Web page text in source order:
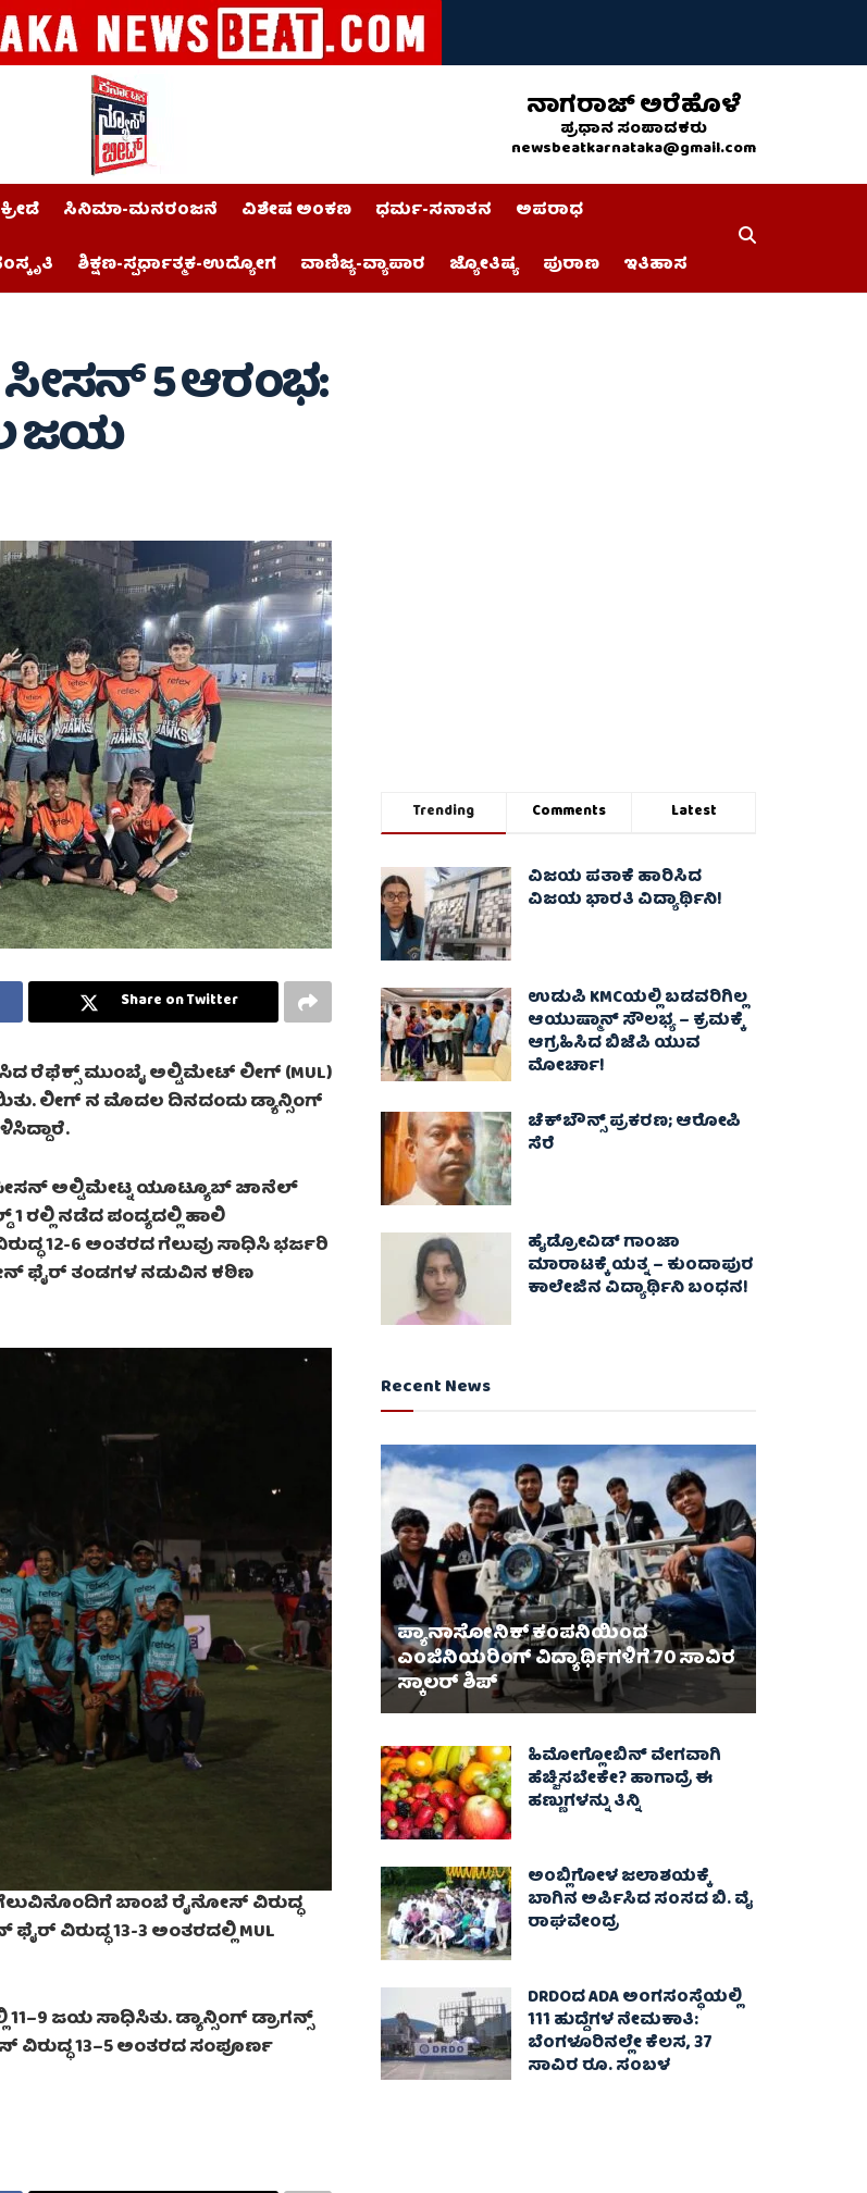
ನಾಗರಾಜ್ ಅರೆಹೊಳೆ
ಪ್ರಧಾನ ಸಂಪಾದಕರು
newsbeatkarnataka@gmail.com
ಕ್ರೀಡೆ ಸಿನಿಮಾ-ಮನರಂಜನೆ ವಿಶೇಷ ಅಂಕಣ ಧರ್ಮ-ಸನಾತನ
ಅಪರಾಧ
ಶಿಕ್ಷಣ-ಸ್ಪರ್ಧಾತ್ಮಕ-ಉದ್ಯೋಗ ವಾಣಿಜ್ಯ-ವ್ಯಾಪಾರ ಜ್ಯೋತಿಷ್ಯ ಪುರಾಣ ಇತಿಹಾಸ
5 ಆರಂಭ:
ಜಯ
Share on Twitter
ರೆಫೆಕ್ಸ್ ಮುಂಬೈ ಅಲ್ಟಿಮೇಟ್ ಲೀಗ್ (MUL)
ಲೀಗ್ ನ ಮೊದಲ ದಿನದಂದು ಡ್ಯಾನ್ಸಿಂಗ್
ಸೀಸನ್ ಅಲ್ಟಿಮೇಟ್ನ ಯೂಟ್ಯೂಬ್ ಚಾನೆಲ್
1 ರಲ್ಲಿ ನಡೆದ ಪಂದ್ಯದಲ್ಲಿ ಹಾಲಿ
12-6 ಅಂತರದ ಗೆಲುವು ಸಾಧಿಸಿ ಭರ್ಜರಿ
ಫೈರ್ ತಂಡಗಳ ನಡುವಿನ ಕಠಿಣ
ಗೆಲುವಿನೊಂದಿಗೆ ಬಾಂಬೆ ರೈನೋಸ್ ವಿರುದ್ಧ
ವಿರುದ್ಧ 13-3 ಅಂತರದಲ್ಲಿ MUL
ಜಯ ಸಾಧಿಸಿತು. ಡ್ಯಾನ್ಸಿಂಗ್ ಡ್ರಾಗನ್ಸ್
13–5 ಅಂತರದ ಸಂಪೂರ್ಣ
Trending Comments Latest
ವಿಜಯ ಪತಾಕೆ ಹಾರಿಸಿದ
ವಿಜಯ ಭಾರತಿ ವಿದ್ಯಾರ್ಥಿನಿ!
ಉಡುಪಿ KMCಯಲ್ಲಿ ಬಡವರಿಗಿಲ್ಲ
ಆಯುಷ್ಮಾನ್ ಸೌಲಭ್ಯ – ಕ್ರಮಕ್ಕೆ
ಆಗ್ರಹಿಸಿದ ಬಿಜೆಪಿ ಯುವ
ಮೋರ್ಚಾ!
ಚೆಕ್​ಬೌನ್ಸ್​ ಪ್ರಕರಣ; ಆರೋಪಿ
ಸೆರೆ
ಹೈಡ್ರೋವಿಡ್ ಗಾಂಜಾ
ಮಾರಾಟಕ್ಕೆ ಯತ್ನ – ಕುಂದಾಪುರ
ಕಾಲೇಜಿನ ವಿದ್ಯಾರ್ಥಿನಿ ಬಂಧನ!
Recent News
ಪ್ಯಾನಾಸೋನಿಕ್ ಕಂಪನಿಯಿಂದ
ಎಂಜಿನಿಯರಿಂಗ್ ವಿದ್ಯಾರ್ಥಿಗಳಿಗೆ 70 ಸಾವಿರ
ಸ್ಕಾಲರ್ ಶಿಪ್
ಹಿಮೋಗ್ಲೋಬಿನ್ ವೇಗವಾಗಿ
ಹೆಚ್ಚಿಸಬೇಕೇ? ಹಾಗಾದ್ರೆ ಈ
ಹಣ್ಣುಗಳನ್ನು ತಿನ್ನಿ
ಅಂಬ್ಲಿಗೋಳ ಜಲಾಶಯಕ್ಕೆ
ಬಾಗಿನ ಅರ್ಪಿಸಿದ ಸಂಸದ ಬಿ. ವೈ
ರಾಘವೇಂದ್ರ
DRDOದ ADA ಅಂಗಸಂಸ್ಥೆಯಲ್ಲಿ
111 ಹುದ್ದೆಗಳ ನೇಮಕಾತಿ:
ಬೆಂಗಳೂರಿನಲ್ಲೇ ಕೆಲಸ, 37
ಸಾವಿರ ರೂ. ಸಂಬಳ